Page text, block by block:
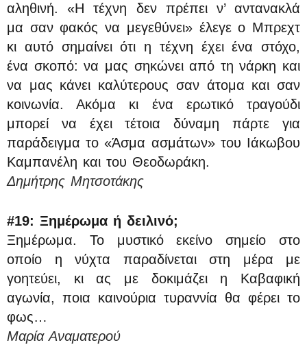
αληθινή. «Η τέχνη δεν πρέπει ν’ αντανακλά
μα σαν φακός να μεγεθύνει» έλεγε ο Μπρεχτ
κι αυτό σημαίνει ότι η τέχνη έχει ένα στόχο,
ένα σκοπό: να μας σηκώνει από τη νάρκη και
να μας κάνει καλύτερους σαν άτομα και σαν
κοινωνία. Ακόμα κι ένα ερωτικό τραγούδι
μπορεί να έχει τέτοια δύναμη πάρτε για
παράδειγμα το «Άσμα ασμάτων» του Ιάκωβου
Καμπανέλη και του Θεοδωράκη.
Δημήτρης Μητσοτάκης
#19: Ξημέρωμα ή δειλινό;
Ξημέρωμα. Το μυστικό εκείνο σημείο στο
οποίο η νύχτα παραδίνεται στη μέρα με
γοητεύει, κι ας με δοκιμάζει η Καβαφική
αγωνία, ποια καινούρια τυραννία θα φέρει το
φως…
Μαρία Αναματερού